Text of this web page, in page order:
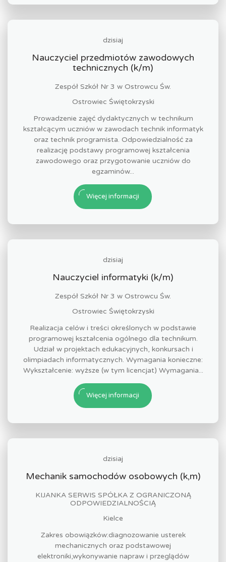
dzisiaj
Nauczyciel przedmiotów zawodowych
technicznych (k/m)
Zespół Szkół Nr 3 w Ostrowcu Św.
Ostrowiec Świętokrzyski
Prowadzenie zajęć dydaktycznych w technikum
kształcącym uczniów w zawodach technik informatyk
oraz technik programista. Odpowiedzialność za
realizację podstawy programowej kształcenia
zawodowego oraz przygotowanie uczniów do
egzaminów...
Więcej informacji
dzisiaj
Nauczyciel informatyki (k/m)
Zespół Szkół Nr 3 w Ostrowcu Św.
Ostrowiec Świętokrzyski
Realizacja celów i treści określonych w podstawie
programowej kształcenia ogólnego dla technikum.
Udział w projektach edukacyjnych, konkursach i
olimpiadach informatycznych. Wymagania konieczne:
Wykształcenie: wyższe (w tym licencjat) Wymagania...
Więcej informacji
dzisiaj
Mechanik samochodów osobowych (k,m)
KIJANKA SERWIS SPÓŁKA Z OGRANICZONĄ
ODPOWIEDZIALNOŚCIĄ
Kielce
Zakres obowiązków:diagnozowanie usterek
mechanicznych oraz podstawowej
elektroniki,wykonywanie napraw i przeglądów